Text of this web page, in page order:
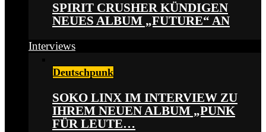
SPIRIT CRUSHER KÜNDIGEN
NEUES ALBUM „FUTURE“ AN
Interviews
Deutschpunk
SOKO LINX IM INTERVIEW ZU
IHREM NEUEN ALBUM „PUNK
FÜR LEUTE…